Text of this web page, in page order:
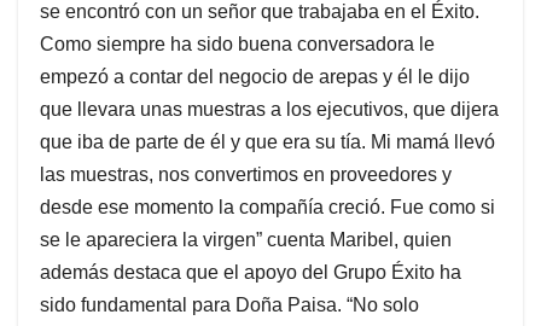
se encontró con un señor que trabajaba en el Éxito.
Como siempre ha sido buena conversadora le
empezó a contar del negocio de arepas y él le dijo
que llevara unas muestras a los ejecutivos, que dijera
que iba de parte de él y que era su tía. Mi mamá llevó
las muestras, nos convertimos en proveedores y
desde ese momento la compañía creció. Fue como si
se le apareciera la virgen” cuenta Maribel, quien
además destaca que el apoyo del Grupo Éxito ha
sido fundamental para Doña Paisa. “No solo